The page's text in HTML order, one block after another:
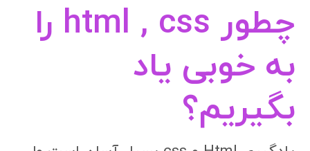
چطور html , css را
به خوبی یاد
بگیریم؟